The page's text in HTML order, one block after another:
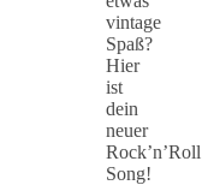
vintage
Spaß?
Hier
ist
dein
neuer
Rock’n’Roll
Song!